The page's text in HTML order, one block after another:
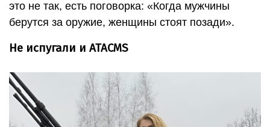
это не так, есть поговорка: «Когда мужчины
берутся за оружие, женщины стоят позади».
Не испугали и ATACMS